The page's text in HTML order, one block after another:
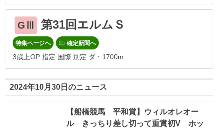
GⅢ 第31回エルムＳ
特集ページへ 確定新聞へ
3歳上OP 指定 国際 別定 ダ・1700m
2024年10月30日のニュース
【船橋競馬 平和賞】ウィルオレオー
ル きっちり差し切って重賞初V ホッ